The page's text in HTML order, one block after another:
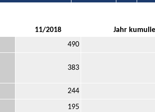
11/2018
Jahr
490
383
244
195